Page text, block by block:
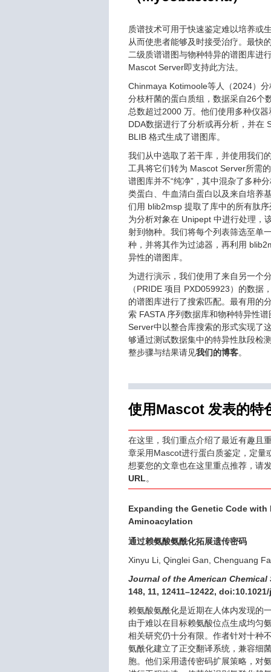
质谱技术可用于快速鉴定难以培养或
从而使患者能够及时接受治疗。最快
二级质谱谱图与物种特异的谱图库进
Mascot Server即支持此方法。
Chinmaya Kotimoole等人（2024）
分枝杆菌的蛋白质组，数据采自26个
总数超过2000 万。他们使用多种仪器
DDA数据进行了分析或再分析，并在
BLIB 格式生成了谱图库。
我们从中选取了若干库，并使用我们
工具将它们转为 Mascot Server所需
谱图库并不“纯净”，其中混杂了多种
类蛋白、牛血清白蛋白以及来自培养
们用 blib2msp 提取了库中的所有肽
为分析对象在 Unipept 中进行处理，
射到物种。我们将每个列表筛选至单
种，并将其作为过滤器，再利用
异性的谱图库。
为进行演示，我们使用了来自另一个
（PRIDE 项目 PXD059923）的数据
的谱图库进行了搜索匹配。最有用的
索 FASTA 序列数据库和物种特异性
Server中以整合库搜索的形式实现了
够通过测试数据集中的特异性肽段检
整步骤与结果请见我们的博客。
使用Mascot 发表的特
在这里，我们重点介绍了最近有趣且
章采用Mascot进行蛋白质鉴定，定量
想要您的文章也在这里重点推荐，请
URL。
Expanding the Genetic Code with
Aminoacylation
通过赖氨酸氨酰化拓展遗传密码
Xinyu Li, Qinglei Gan, Chenguang
Journal of the American Chemical
148, 11, 12411–12422,
赖氨酸氨酰化是近期在人体内发现的
由于难以在目标赖氨酸位点生成均匀
相关研究仍十分有限。作者针对十种
氨酰化建立了正交翻译系统，兼容细
胞。他们采用遗传密码扩展策略，对